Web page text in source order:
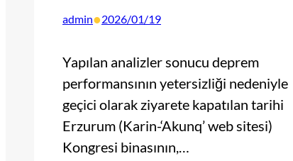
admin•2026/01/19
Yapılan analizler sonucu deprem
performansının yetersizliği nedeniyle
geçici olarak ziyarete kapatılan tarihi
Erzurum (Karin-‘Akunq’ web sitesi)
Kongresi binasının,…